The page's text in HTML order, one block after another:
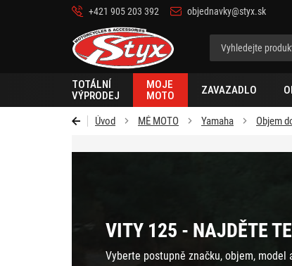
+421 905 203 392 objednavky@styx.sk
Styx-
cz
TOTÁLNÍ
VÝPRODEJ
MOJE
MOTO
ZAVAZADLO
Úvod MÉ MOTO Yamaha Objem
VITY 125 - NAJDĚTE
Vyberte postupně značku, objem, model